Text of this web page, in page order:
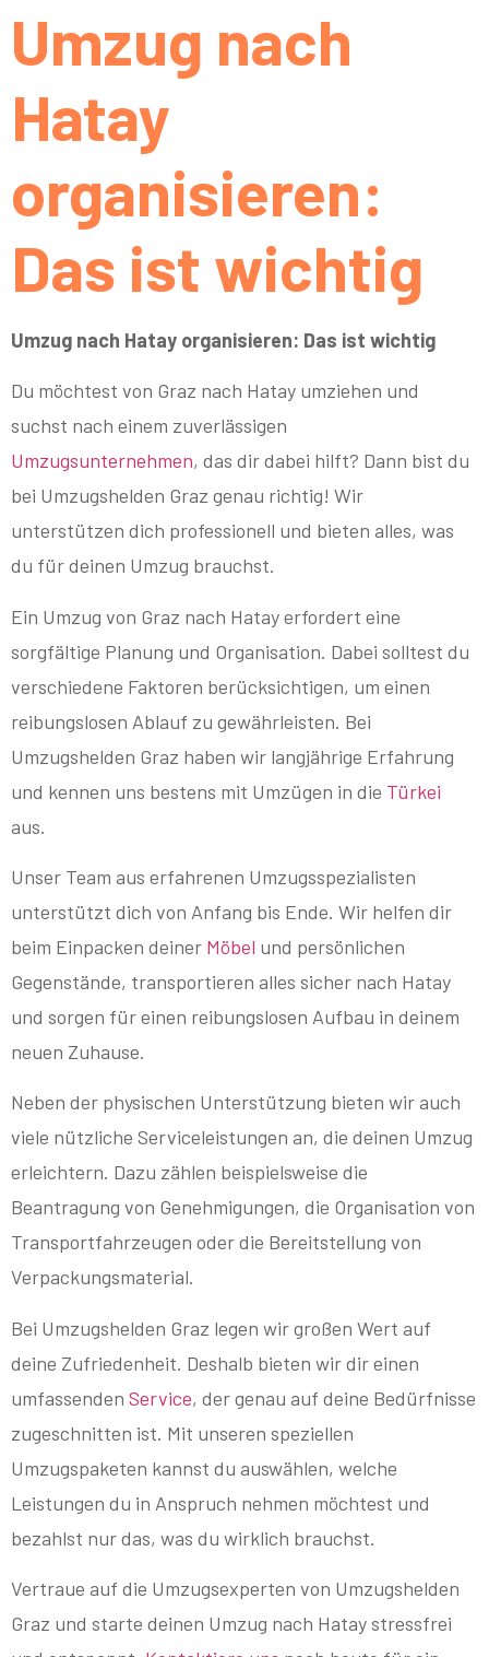
Umzug nach
Hatay
organisieren:
Das ist wichtig
Umzug nach Hatay organisieren: Das ist wichtig
Du möchtest von Graz nach Hatay umziehen und
suchst nach einem zuverlässigen
Umzugsunternehmen, das dir dabei hilft? Dann bist du
bei Umzugshelden Graz genau richtig! Wir
unterstützen dich professionell und bieten alles, was
du für deinen Umzug brauchst.
Ein Umzug von Graz nach Hatay erfordert eine
sorgfältige Planung und Organisation. Dabei solltest du
verschiedene Faktoren berücksichtigen, um einen
reibungslosen Ablauf zu gewährleisten. Bei
Umzugshelden Graz haben wir langjährige Erfahrung
und kennen uns bestens mit Umzügen in die Türkei
aus.
Unser Team aus erfahrenen Umzugsspezialisten
unterstützt dich von Anfang bis Ende. Wir helfen dir
beim Einpacken deiner Möbel und persönlichen
Gegenstände, transportieren alles sicher nach Hatay
und sorgen für einen reibungslosen Aufbau in deinem
neuen Zuhause.
Neben der physischen Unterstützung bieten wir auch
viele nützliche Serviceleistungen an, die deinen Umzug
erleichtern. Dazu zählen beispielsweise die
Beantragung von Genehmigungen, die Organisation von
Transportfahrzeugen oder die Bereitstellung von
Verpackungsmaterial.
Bei Umzugshelden Graz legen wir großen Wert auf
deine Zufriedenheit. Deshalb bieten wir dir einen
umfassenden Service, der genau auf deine Bedürfnisse
zugeschnitten ist. Mit unseren speziellen
Umzugspaketen kannst du auswählen, welche
Leistungen du in Anspruch nehmen möchtest und
bezahlst nur das, was du wirklich brauchst.
Vertraue auf die Umzugsexperten von Umzugshelden
Graz und starte deinen Umzug nach Hatay stressfrei